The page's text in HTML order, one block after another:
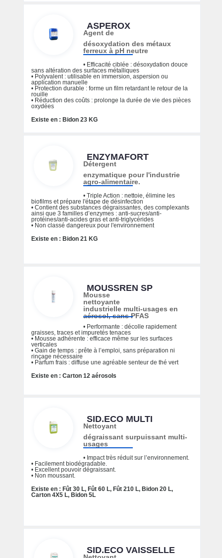
ASPEROX
Agent de
désoxydation des métaux
ferreux à pH neutre
• Efficacité ciblée : désoxydation douce
sans altération des surfaces métalliques
• Polyvalent : utilisable en immersion, aspersion ou
application manuelle
• Protection durable : forme un film retardant le retour de la
rouille
• Réduction des coûts : prolonge la durée de vie des pièces
oxydées
Existe en : Bidon 23 KG
ENZYMAFORT
Détergent
enzymatique pour l'industrie
agro-alimentaire.
• Triple Action : nettoie, élimine les
biofilms et prépare l'étape de désinfection
• Contient des substances dégraissantes, des complexants
ainsi que 3 familles d’enzymes : anti-sucres/anti-
protéines/anti-acides gras et anti-triglycérides
• Non classé dangereux pour l'environnement
Existe en : Bidon 21 KG
MOUSSREN SP
Mousse
nettoyante
industrielle multi-usages en
aérosol, sans PFAS
• Performante : décolle rapidement
graisses, traces et impuretés tenaces
• Mousse adhérente : efficace même sur les surfaces
verticales
• Gain de temps : prête à l’emploi, sans préparation ni
rinçage nécessaire
• Parfum frais : diffuse une agréable senteur de thé vert
Existe en : Carton 12 aérosols
SID.ECO MULTI
Nettoyant
dégraissant surpuissant multi-
usages
• Impact très réduit sur l’environnement.
• Facilement biodégradable.
• Excellent pouvoir dégraissant.
• Non moussant.
Existe en : Fût 30 L, Fût 60 L, Fût 210 L, Bidon 20 L,
Carton 4X5 L, Bidon 5L
SID.ECO VAISSELLE